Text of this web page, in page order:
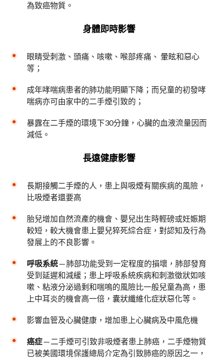
為致癌物質。
身體即時影響
眼睛受刺激、頭痛、咳嗽、喉部疼痛、 暈眩和惡心
等；
成年哮喘病患者的肺功能明顯下降；而兒童的初發哮
喘病亦可由家中的二手煙引致的；
暴露在二手煙的環境下30分鐘，心臟的血液流量因而
減低。
長遠健康影響
長期接觸二手煙的人，患上與吸煙有關疾病的風險，
比吸煙者還要高
胎兒增加自然流產的機會、嬰兒出生時輕磅或妊娠期
較短，較大機會患上嬰兒猝死綜合症，對認知及行為
發展上的不良影響。
呼吸系統─ 肺部功能受到一定程度的損壞，肺部發育
受到延遲和減緩；患上呼吸系統疾病和刺激徵狀如咳
嗽、粘液分泌過剩和喘鳴的風險比一般兒童為高，患
上中耳炎的機會高一倍，囊狀纖維化症狀惡化等。
影響血管及心臟健康，增加患上心臟病及中風危機
癌症─ 二手煙可引致非吸煙者患上肺癌，二手煙物質
已被美國環境保護總局介定為引致肺癌的原因之一，